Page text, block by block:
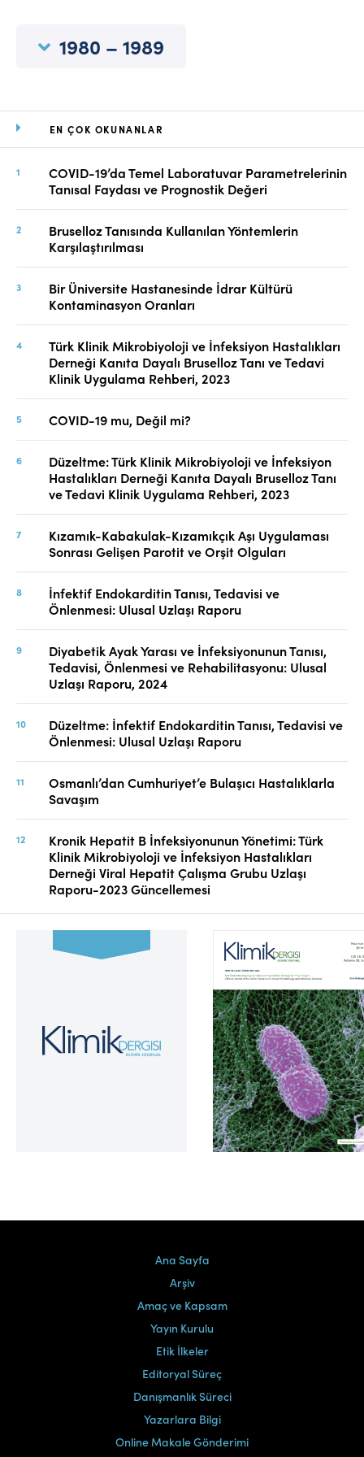
EN ÇOK OKUNANLAR
COVID-19’da Temel Laboratuvar Parametrelerinin
Tanısal Faydası ve Prognostik Değeri
Bruselloz Tanısında Kullanılan Yöntemlerin
Karşılaştırılması
Bir Üniversite Hastanesinde İdrar Kültürü
Kontaminasyon Oranları
Türk Klinik Mikrobiyoloji ve İnfeksiyon Hastalıkları
Derneği Kanıta Dayalı Bruselloz Tanı ve Tedavi
Klinik Uygulama Rehberi, 2023
COVID-19 mu, Değil mi?
Düzeltme: Türk Klinik Mikrobiyoloji ve İnfeksiyon
Hastalıkları Derneği Kanıta Dayalı Bruselloz Tanı
ve Tedavi Klinik Uygulama Rehberi, 2023
Kızamık-Kabakulak-Kızamıkçık Aşı Uygulaması
Sonrası Gelişen Parotit ve Orşit Olguları
İnfektif Endokarditin Tanısı, Tedavisi ve
Önlenmesi: Ulusal Uzlaşı Raporu
Diyabetik Ayak Yarası ve İnfeksiyonunun Tanısı,
Tedavisi, Önlenmesi ve Rehabilitasyonu: Ulusal
Uzlaşı Raporu, 2024
Düzeltme: İnfektif Endokarditin Tanısı, Tedavisi ve
Önlenmesi: Ulusal Uzlaşı Raporu
Osmanlı’dan Cumhuriyet’e Bulaşıcı Hastalıklarla
Savaşım
Kronik Hepatit B İnfeksiyonunun Yönetimi: Türk
Klinik Mikrobiyoloji ve İnfeksiyon Hastalıkları
Derneği Viral Hepatit Çalışma Grubu Uzlaşı
Raporu-2023 Güncellemesi
1980 – 1989
Cilt 39, Sayı 2
Ana Sayfa
Arşiv
Amaç ve Kapsam
Yayın Kurulu
Etik İlkeler
Editoryal Süreç
Danışmanlık Süreci
Yazarlara Bilgi
Online Makale Gönderimi